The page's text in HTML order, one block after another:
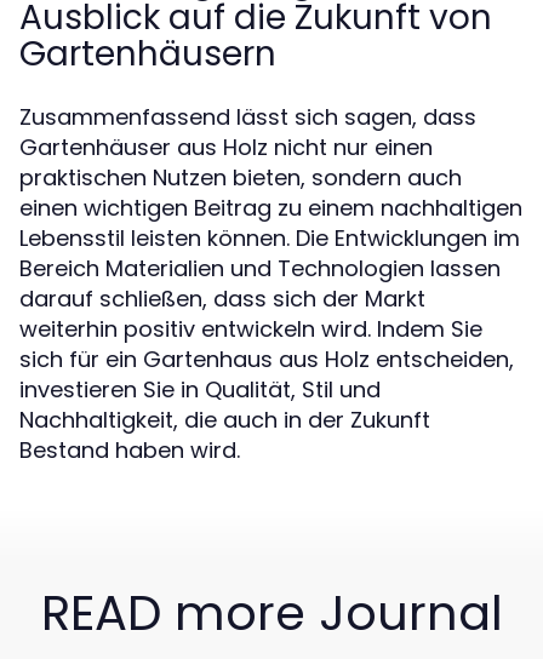
Ausblick auf die Zukunft von
Gartenhäusern
Zusammenfassend lässt sich sagen, dass
Gartenhäuser aus Holz nicht nur einen
praktischen Nutzen bieten, sondern auch
einen wichtigen Beitrag zu einem nachhaltigen
Lebensstil leisten können. Die Entwicklungen im
Bereich Materialien und Technologien lassen
darauf schließen, dass sich der Markt
weiterhin positiv entwickeln wird. Indem Sie
sich für ein Gartenhaus aus Holz entscheiden,
investieren Sie in Qualität, Stil und
Nachhaltigkeit, die auch in der Zukunft
Bestand haben wird.
READ more Journal